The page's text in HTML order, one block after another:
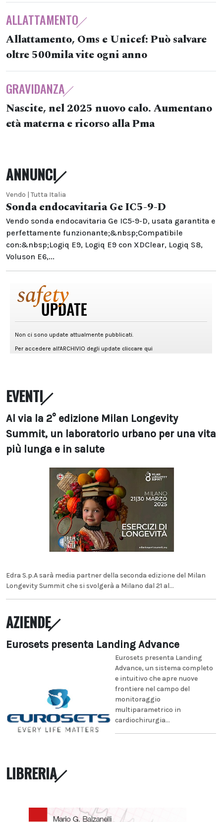
ALLATTAMENTO
Allattamento, Oms e Unicef: Può salvare
oltre 500mila vite ogni anno
GRAVIDANZA
Nascite, nel 2025 nuovo calo. Aumentano
età materna e ricorso alla Pma
ANNUNCI
Vendo | Tutta Italia
Sonda endocavitaria Ge IC5-9-D
Vendo sonda endocavitaria Ge IC5-9-D, usata garantita e
perfettamente funzionante;&nbsp;Compatibile
con:&nbsp;Logiq E9, Logiq E9 con XDClear, Logiq S8,
Voluson E6,...
EVENTI
Al via la 2° edizione Milan Longevity
Summit, un laboratorio urbano per una vita
più lunga e in salute
Edra S.p.A sarà media partner della seconda edizione del Milan
Longevity Summit che si svolgerà a Milano dal 21 al...
AZIENDE
Eurosets presenta Landing Advance
Eurosets presenta Landing
Advance, un sistema completo
e intuitivo che apre nuove
frontiere nel campo del
monitoraggio
multiparametrico in
cardiochirurgia...
LIBRERIA